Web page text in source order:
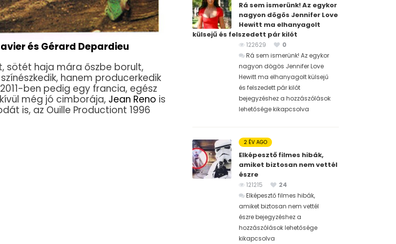
és Gérard Depardieu
sötét haja mára őszbe borult,
hanem producerkedik
ben pedig egy francia, egész
még jó cimborája, Jean Reno is
is, az Ouille Productiont 1996
Rá sem ismerünk! Az egykor
nagyon dögös Jennifer Love
Hewitt ma elhanyagolt
külsejű és felszedett pár kilót
122629
0
Rá sem ismerünk! Az egykor
nagyon dögös Jennifer Love
Hewitt ma elhanyagolt külsejű
és felszedett pár kilót
bejegyzéshez a hozzászólások
lehetősége kikapcsolva
2 ÉV AGO
Elképesztő filmes hibák,
amiket biztosan nem vettél
észre
121215
24
Elképesztő filmes hibák,
amiket biztosan nem vettél
észre bejegyzéshez a
hozzászólások lehetősége
kikapcsolva